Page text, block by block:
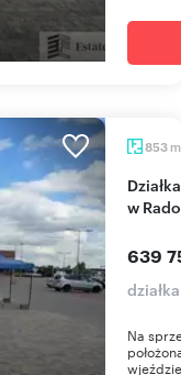
853 m
Działka usługowa przy ruchliwej ulicy Kościuszki
w
639
Na